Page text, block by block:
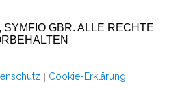
GBR. ALLE RECHTE
| Cookie-Erklärung